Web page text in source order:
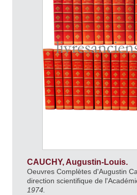
CAUCHY, Augustin-Louis.
Oeuvres Complètes d'Augustin
direction scientifique de
1974.